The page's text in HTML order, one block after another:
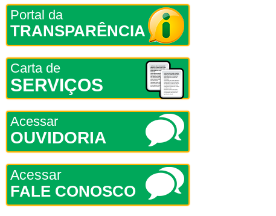
Portal da
TRANSPARÊNCIA
Carta de
SERVIÇOS
Acessar
OUVIDORIA
Acessar
FALE CONOSCO